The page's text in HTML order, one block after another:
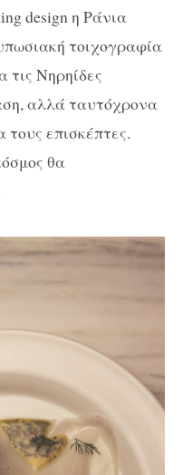
design η Ράνια
τοιχογραφία
τις Νηρηίδες
αλλά ταυτόχρονα
επισκέπτες.
θα